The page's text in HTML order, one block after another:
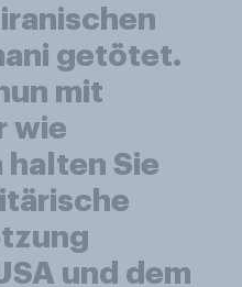
getötet.
mit
wie
Sie
und dem